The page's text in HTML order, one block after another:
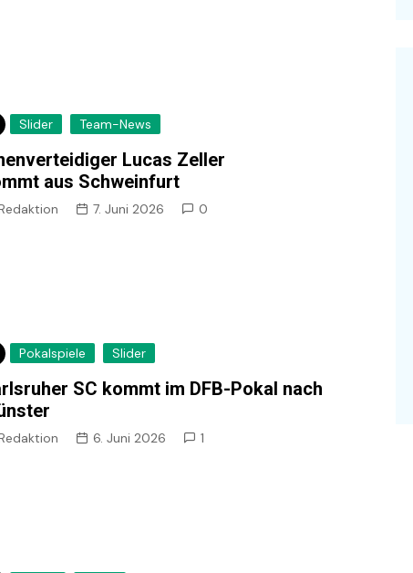
Slider Team-News
Lucas Zeller
aus Schweinfurt
7. Juni 2026 0
Pokalspiele Slider
SC kommt im DFB-Pokal nach
6. Juni 2026 1